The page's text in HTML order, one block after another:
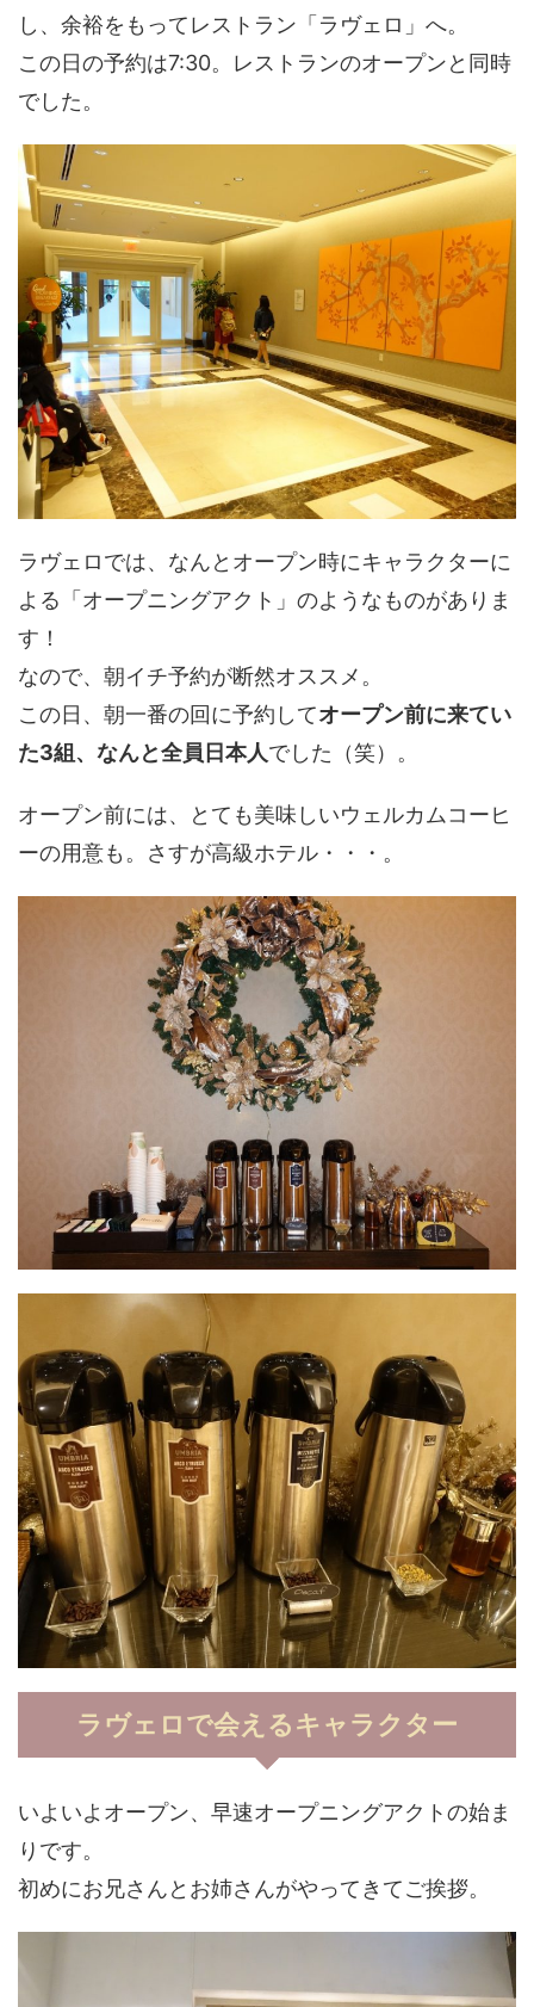
し、余裕をもってレストラン「ラヴェロ」へ。
この日の予約は7:30。レストランのオープンと同時
でした。
ラヴェロでは、なんとオープン時にキャラクターに
よる「オープニングアクト」のようなものがありま
す！
なので、朝イチ予約が断然オススメ。
この日、朝一番の回に予約してオープン前に来てい
た3組、なんと全員日本人でした（笑）。
オープン前には、とても美味しいウェルカムコーヒ
ーの用意も。さすが高級ホテル・・・。
ラヴェロで会えるキャラクター
いよいよオープン、早速オープニングアクトの始ま
りです。
初めにお兄さんとお姉さんがやってきてご挨拶。